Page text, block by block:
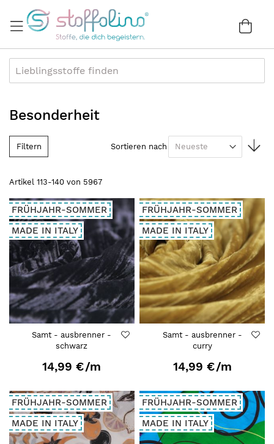
Inhalt
Besonderheit
Artikel 113-140 von 5967
Sortieren nach
FRÜHJAHR-SOMMER
MADE IN ITALY
Samt - ausbrenner -
schwarz
14,99 €/m
FRÜHJAHR-SOMMER
MADE IN ITALY
Samt - ausbrenner -
curry
14,99 €/m
FRÜHJAHR-SOMMER
MADE IN ITALY
FRÜHJAHR-SOMMER
MADE IN ITALY
Filtern